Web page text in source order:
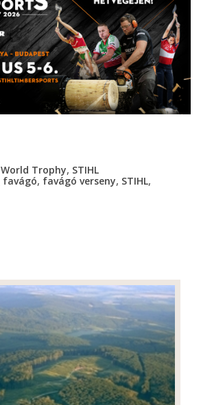
World Trophy, STIHL
favágó, favágó verseny, STIHL,